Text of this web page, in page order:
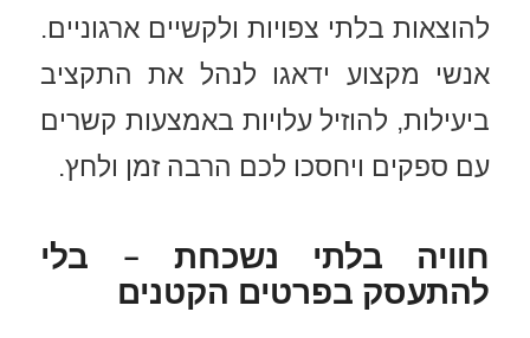
להוצאות בלתי צפויות ולקשיים ארגוניים.
אנשי מקצוע ידאגו לנהל את התקציב
ביעילות, להוזיל עלויות באמצעות קשרים
עם ספקים ויחסכו לכם הרבה זמן ולחץ.
חוויה בלתי נשכחת – בלי
להתעסק בפרטים הקטנים